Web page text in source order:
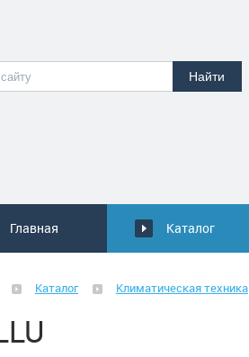
Главная Каталог
Каталог Климатическая техника